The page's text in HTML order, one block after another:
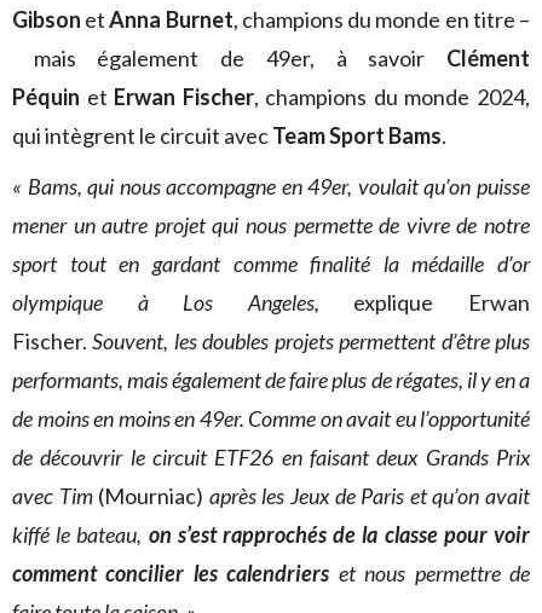
Gibson etAnna Burnet, champions du monde en titre –
mais également de 49er, à savoir Clément
Péquin et Erwan Fischer, champions du monde 2024,
qui intègrent le circuit avecTeam Sport Bams.
« Bams, qui nous accompagne en 49er, voulait qu’on puisse
mener un autre projet qui nous permette de vivre de notre
sport tout en gardant comme finalité la médaille d’or
olympique à Los Angeles, explique Erwan
Fischer.Souvent, les doubles projets permettent d’être plus
performants, mais également de faire plus de régates, il y en a
de moins en moins en 49er. Comme on avait eu l’opportunité
de découvrir le circuit ETF26 en faisant deux Grands Prix
avec Tim(Mourniac) après les Jeux de Paris et qu’on avait
kiffé le bateau, on s’est rapprochés de la classe pour voir
comment concilier les calendriers et nous permettre de